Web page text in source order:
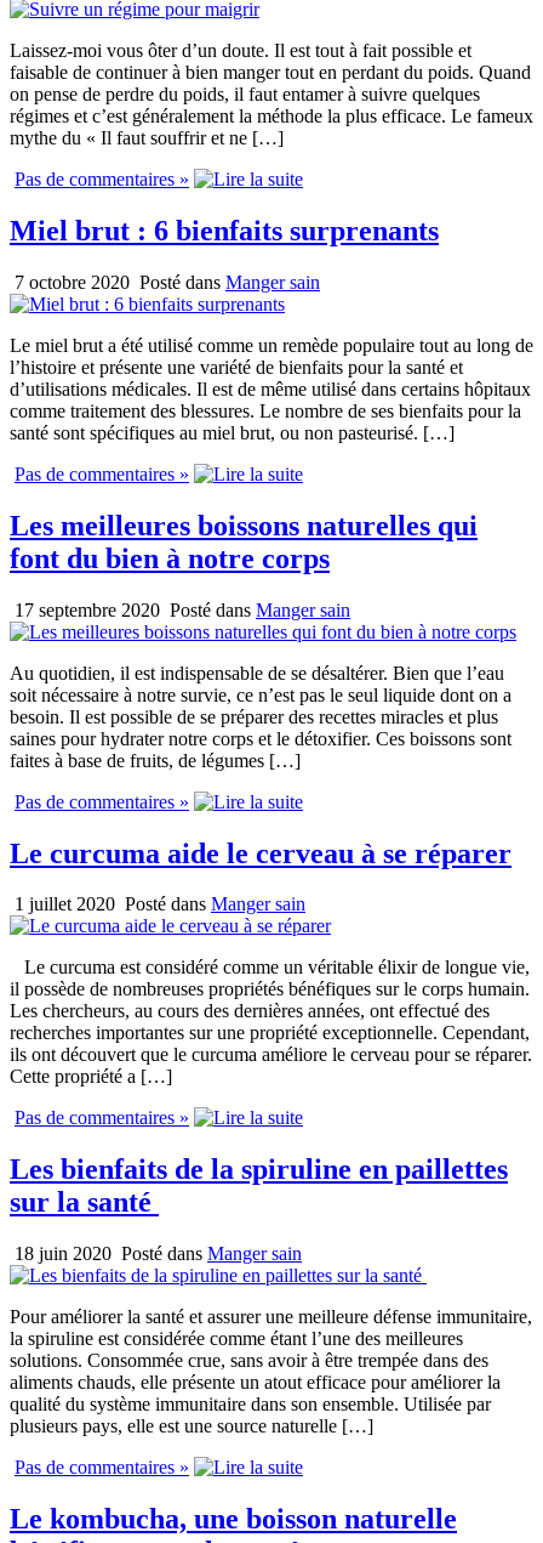
Laissez-moi vous ôter d’un doute. Il est tout à fait possible et
faisable de continuer à bien manger tout en perdant du poids. Quand
on pense de perdre du poids, il faut entamer à suivre quelques
régimes et c’est généralement la méthode la plus efficace. Le fameux
mythe du « Il faut souffrir et ne […]
Pas de commentaires »
Miel brut : 6 bienfaits surprenants
7 octobre 2020 Posté dans Manger sain
Le miel brut a été utilisé comme un remède populaire tout au long de
l’histoire et présente une variété de bienfaits pour la santé et
d’utilisations médicales. Il est de même utilisé dans certains hôpitaux
comme traitement des blessures. Le nombre de ses bienfaits pour la
santé sont spécifiques au miel brut, ou non pasteurisé. […]
Pas de commentaires »
Les meilleures boissons naturelles qui
font du bien à notre corps
17 septembre 2020 Posté dans Manger sain
Au quotidien, il est indispensable de se désaltérer. Bien que l’eau
soit nécessaire à notre survie, ce n’est pas le seul liquide dont on a
besoin. Il est possible de se préparer des recettes miracles et plus
saines pour hydrater notre corps et le détoxifier. Ces boissons sont
faites à base de fruits, de légumes […]
Pas de commentaires »
Le curcuma aide le cerveau à se réparer
1 juillet 2020 Posté dans Manger sain
​ ​ Le curcuma est considéré comme un véritable élixir de longue vie,
il possède de nombreuses propriétés bénéfiques sur le corps humain.
Les chercheurs, au cours des dernières années, ont effectué des
recherches importantes sur une propriété exceptionnelle. Cependant,
ils ont découvert que le curcuma améliore le cerveau pour se réparer.
Cette propriété a […]
Pas de commentaires »
Les bienfaits de la spiruline en paillettes
sur la santé
18 juin 2020 Posté dans Manger sain
Pour améliorer la santé et assurer une meilleure défense immunitaire,
la spiruline est considérée comme étant l’une des meilleures
solutions. Consommée crue, sans avoir à être trempée dans des
aliments chauds, elle présente un atout efficace pour améliorer la
qualité du système immunitaire dans son ensemble. Utilisée par
plusieurs pays, elle est une source naturelle […]
Pas de commentaires »
Le kombucha, une boisson naturelle